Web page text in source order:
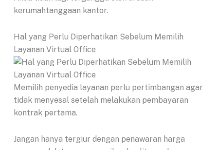
kerumahtanggaan kantor.
Hal yang Perlu Diperhatikan Sebelum Memilih
Layanan Virtual Office
Memilih penyedia layanan perlu pertimbangan agar
tidak menyesal setelah melakukan pembayaran
kontrak pertama.
Jangan hanya tergiur dengan penawaran harga